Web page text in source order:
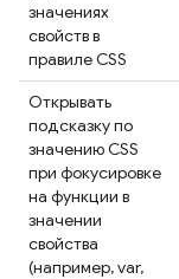
значениях
свойств в
правиле CSS
Открывать
подсказку по
значению CSS
при фокусировке
на функции в
значении
свойства
(например, var,